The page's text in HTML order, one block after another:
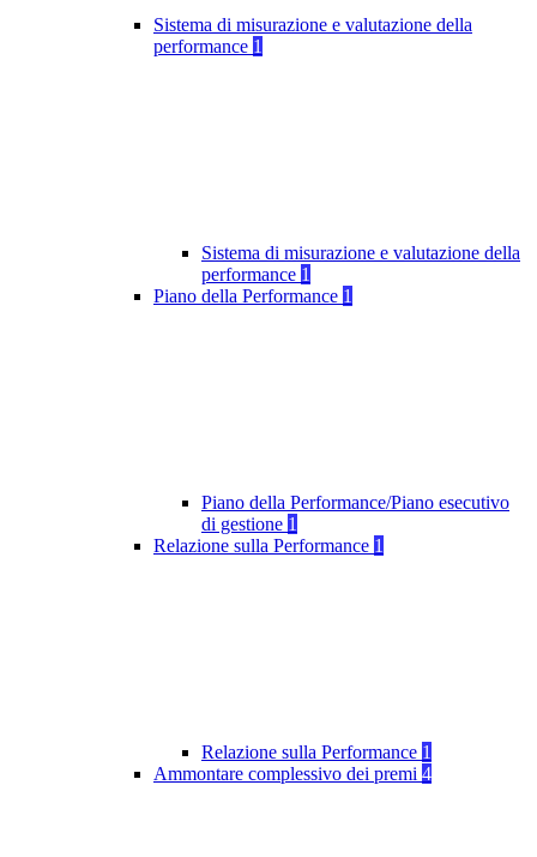
Sistema di misurazione e valutazione della
performance 1
Sistema di misurazione e valutazione della
performance 1
Piano della Performance 1
Piano della Performance/Piano esecutivo
di gestione 1
Relazione sulla Performance 1
Relazione sulla Performance 1
Ammontare complessivo dei premi 4